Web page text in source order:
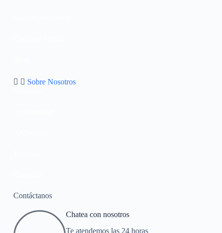
Sobre Nosotros
Contáctanos
Chatea con nosotros
Te atendemos las 24 horas